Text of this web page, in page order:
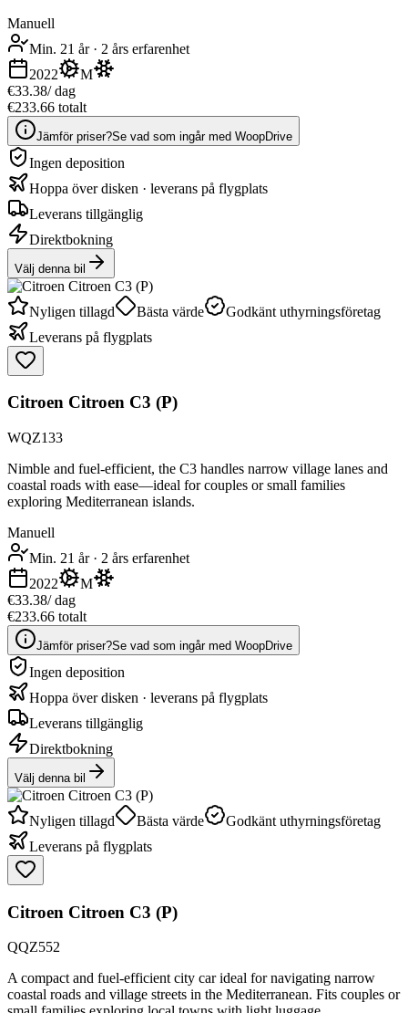
Manuell
Min. 21 år· 2 års erfarenhet
2022
M
€33.38/ dag
€233.66 totalt
Jämför priser?Se vad som ingår med WoopDrive
Ingen deposition
Hoppa över disken · leverans på flygplats
Leverans tillgänglig
Direktbokning
Välj denna bil
Nyligen tillagd Bästa värde
Godkänt uthyrningsföretag
Leverans på flygplats
Citroen Citroen C3 (P)
WQZ133
Nimble and fuel-efficient, the C3 handles narrow village lanes and
coastal roads with ease—ideal for couples or small families
exploring Mediterranean islands.
Manuell
Min. 21 år· 2 års erfarenhet
2022
M
€33.38/ dag
€233.66 totalt
Jämför priser?Se vad som ingår med WoopDrive
Ingen deposition
Hoppa över disken · leverans på flygplats
Leverans tillgänglig
Direktbokning
Välj denna bil
Nyligen tillagd Bästa värde
Godkänt uthyrningsföretag
Leverans på flygplats
Citroen Citroen C3 (P)
QQZ552
A compact and fuel-efficient city car ideal for navigating narrow
coastal roads and village streets in the Mediterranean. Fits couples or